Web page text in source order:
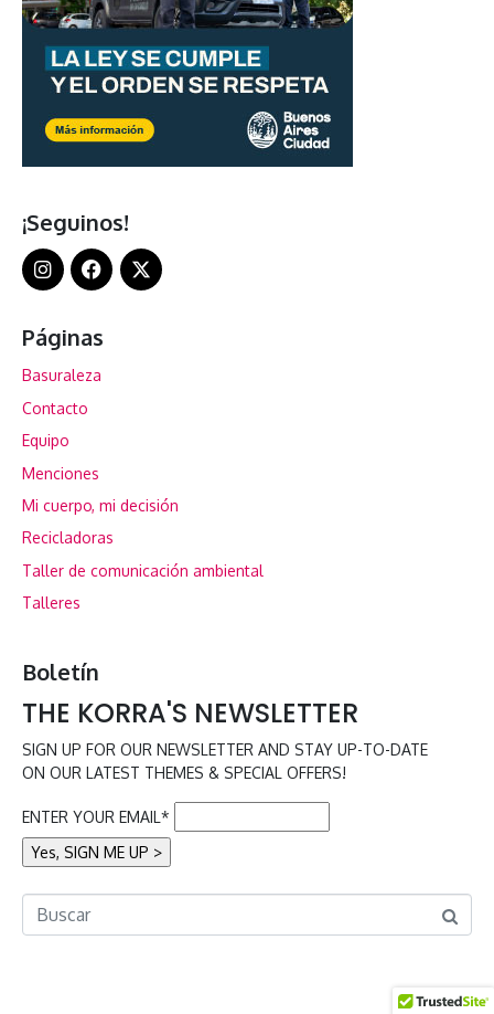
¡Seguinos!
Páginas
Basuraleza
Contacto
Equipo
Menciones
Mi cuerpo, mi decisión
Recicladoras
Taller de comunicación ambiental
Talleres
Boletín
THE KORRA'S NEWSLETTER
SIGN UP FOR OUR NEWSLETTER AND STAY UP-TO-DATE
ON OUR LATEST THEMES & SPECIAL OFFERS!
ENTER YOUR EMAIL*